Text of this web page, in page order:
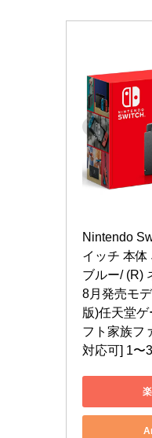
Nintendo
イッチ 本体
ブルー/ (R)
8月発売モ
版)任天堂
フト家族フ
対応可] 1〜